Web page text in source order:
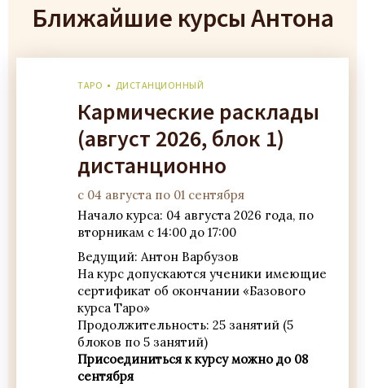
Ближайшие курсы Антона
ТАРО ДИСТАНЦИОННЫЙ
Кармические расклады
(август 2026, блок 1)
дистанционно
с 04 августа по 01 сентября
Начало курса: 04 августа 2026 года, по
вторникам с 14:00 до 17:00
Ведущий: Антон Варбузов
На курс допускаются ученики имеющие
сертификат об окончании «Базового
курса Таро»
Продолжительность: 25 занятий (5
блоков по 5 занятий)
Присоединиться к курсу можно до 08
сентября